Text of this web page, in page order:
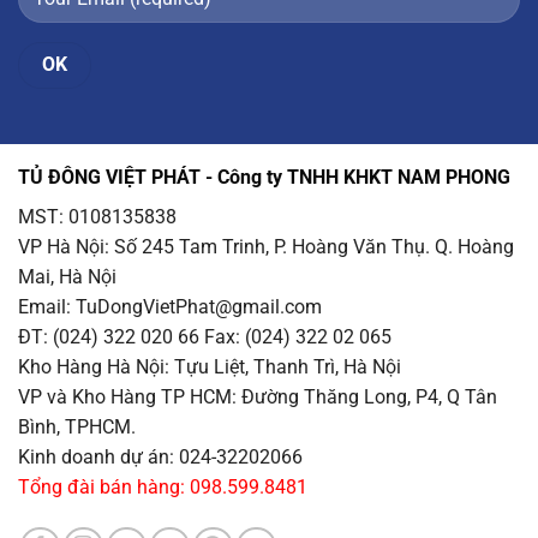
TỦ ĐÔNG VIỆT PHÁT - Công ty TNHH KHKT NAM PHONG
MST: 0108135838
VP Hà Nội: Số 245 Tam Trinh, P. Hoàng Văn Thụ. Q. Hoàng
Mai, Hà Nội
Email: TuDongVietPhat@gmail.com
ĐT: (024) 322 020 66 Fax: (024) 322 02 065
Kho Hàng Hà Nội: Tựu Liệt, Thanh Trì, Hà Nội
VP và Kho Hàng TP HCM: Đường Thăng Long, P4, Q Tân
Bình, TPHCM.
Kinh doanh dự án: 024-32202066
Tổng đài bán hàng: 098.599.8481